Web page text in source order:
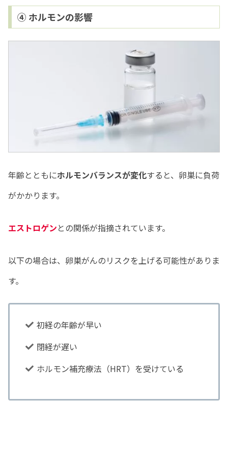
④ ホルモンの影響
年齢とともにホルモンバランスが変化すると、卵巣に負荷
がかかります。
エストロゲンとの関係が指摘されています。
以下の場合は、卵巣がんのリスクを上げる可能性がありま
す。
初経の年齢が早い
閉経が遅い
ホルモン補充療法（HRT）を受けている